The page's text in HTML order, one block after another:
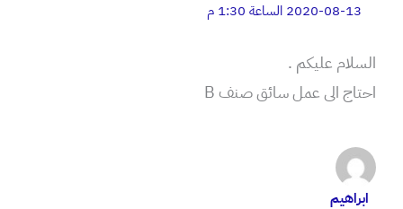
2020-08-13 الساعة 1:30 م
السلام عليكم .
احتاج الى عمل سائق صنف B
ابراهيم